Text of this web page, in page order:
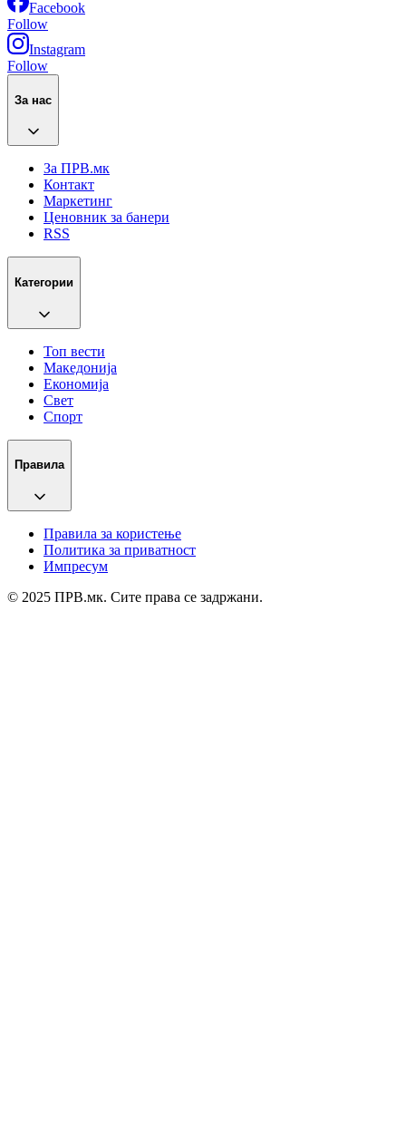
Facebook
Follow
Instagram
Follow
За нас
За ПРВ.мк
Контакт
Маркетинг
Ценовник за банери
RSS
Категории
Топ вести
Македонија
Економија
Свет
Спорт
Правила
Правила за користење
Политика за приватност
Импресум
© 2025 ПРВ.мк. Сите права се задржани.